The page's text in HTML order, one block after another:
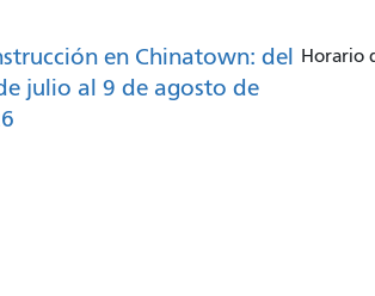
en Chinatown: del
julio al 9 de agosto de
Horario